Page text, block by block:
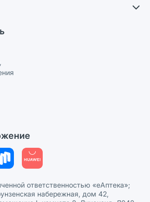
соглашение
обработки персональных данных
ответственностью «еАптека»;
набережная, дом 42,